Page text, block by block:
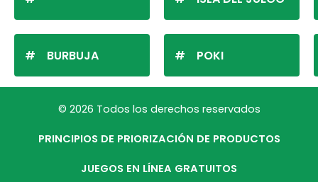
BURBUJA POKI
© 2026 Todos los derechos reservados
PRINCIPIOS DE PRIORIZACIÓN DE PRODUCTOS
JUEGOS EN LÍNEA GRATUITOS